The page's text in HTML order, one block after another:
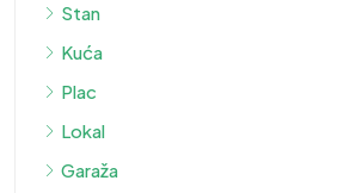
Stan
Kuća
Plac
Lokal
Garaža